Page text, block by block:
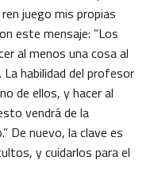
juego mis propias
este mensaje: ”Los
al menos una cosa al
habilidad del profesor
de ellos, y hacer al
vendrá de la
De nuevo, la clave es
y cuidarlos para el